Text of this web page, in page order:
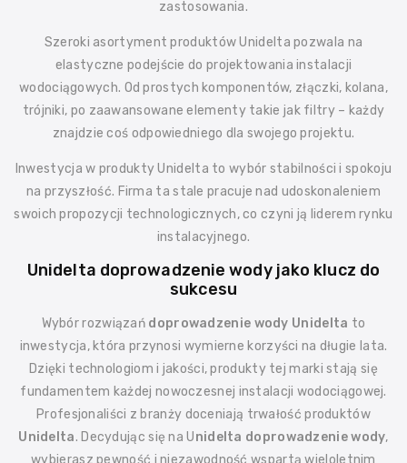
zastosowania.
Szeroki asortyment produktów Unidelta pozwala na
elastyczne podejście do projektowania instalacji
wodociągowych. Od prostych komponentów, złączki, kolana,
trójniki, po zaawansowane elementy takie jak filtry – każdy
znajdzie coś odpowiedniego dla swojego projektu.
Inwestycja w produkty Unidelta to wybór stabilności i spokoju
na przyszłość. Firma ta stale pracuje nad udoskonaleniem
swoich propozycji technologicznych, co czyni ją liderem rynku
instalacyjnego.
Unidelta doprowadzenie wody jako klucz do
sukcesu
Wybór rozwiązań doprowadzenie wody Unidelta to
inwestycja, która przynosi wymierne korzyści na długie lata.
Dzięki technologiom i jakości, produkty tej marki stają się
fundamentem każdej nowoczesnej instalacji wodociągowej.
Profesjonaliści z branży doceniają trwałość produktów
Unidelta. Decydując się na Unidelta doprowadzenie wody,
wybierasz pewność i niezawodność wspartą wieloletnim